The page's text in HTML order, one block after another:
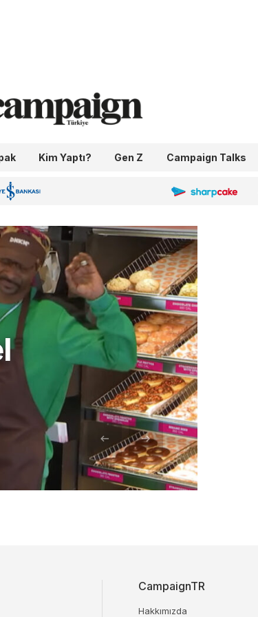
Kim Yaptı? Gen Z Campaign Talks
100.Yıl Sharpcake
CampaignTR
Hakkımızda